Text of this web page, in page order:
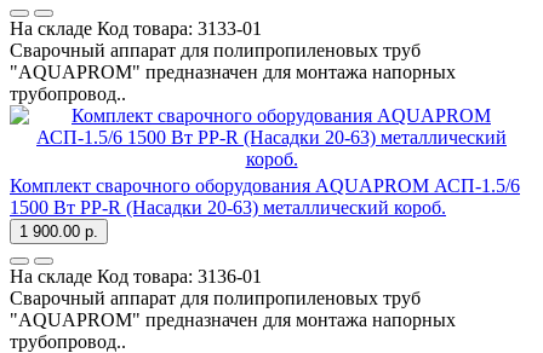
На складе Код товара: 3133-01
Сварочный аппарат для полипропиленовых труб
"AQUAPROM" предназначен для монтажа напорных
трубопровод..
Комплект сварочного оборудования AQUAPROM АСП-1.5/6
1500 Вт PP-R (Насадки 20-63) металлический короб.
1 900.00 р.
На складе Код товара: 3136-01
Сварочный аппарат для полипропиленовых труб
"AQUAPROM" предназначен для монтажа напорных
трубопровод..